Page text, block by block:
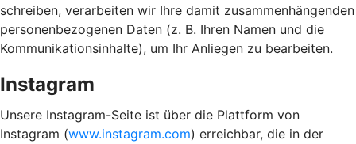
schreiben, verarbeiten wir Ihre damit zusammenhängenden
personenbezogenen Daten (z. B. Ihren Namen und die
Kommunikationsinhalte), um Ihr Anliegen zu bearbeiten.
Instagram
Unsere Instagram-Seite ist über die Plattform von
Instagram (www.instagram.com) erreichbar, die in der